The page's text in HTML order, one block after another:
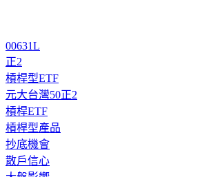
正2
槓桿型ETF
元大台灣50正2
槓桿ETF
槓桿型產品
抄底機會
散戶信心
大盤影響